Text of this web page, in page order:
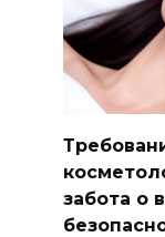
забота о